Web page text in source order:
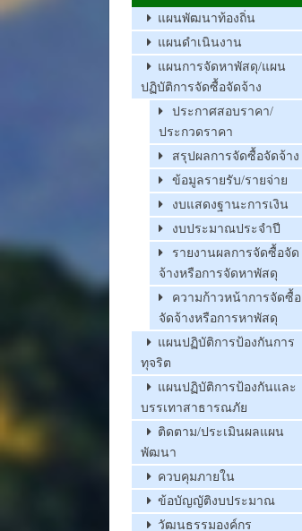
แผนพัฒนาท้องถิ่น
แผนดำเนินงาน
แผนการจัดหาพัสดุ/แผน
ปฏิบัติการจัดซื้อจัดจ้าง
ประกาศสอบราคา/
ประกวดราคา
สรุปผลการจัดซื้อจัดจ้าง
ข้อมูลรายรับ/รายจ่าย
งบแสดงฐานะการเงิน
งบประมาณประจำปี
รายงานผลการจัดซื้อจัด
จ้างหรือการจัดหาพัสดุ
ความก้าวหน้าการจัดซื้อ
จัดจ้างหรือการหาพัสดุ
แผนปฏิบัติการป้องกันการ
ทุจริต
แผนปฏิบัติการป้องกันและ
บรรเทาสาธารณภัย
ติดตาม/ประเมินผลแผน
พัฒนา
ควบคุมภายใน
ข้อบัญญัติงบประมาณ
วัฒนธรรมองค์กร